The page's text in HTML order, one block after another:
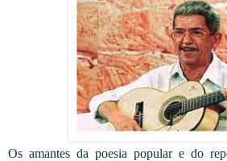
Os amantes da poesia popular e do